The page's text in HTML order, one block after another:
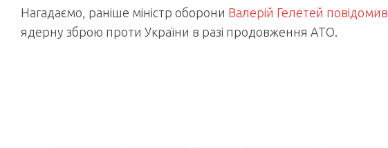
Нагадаємо, раніше міністр оборони Валерій Гелетей повідомив
ядерну зброю проти України в разі продовження АТО.